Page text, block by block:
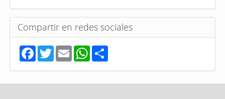
Compartir en redes sociales
F
a
e
b
T
w
t
t
E
m
i
l
W
h
t
s
S
h
r
e